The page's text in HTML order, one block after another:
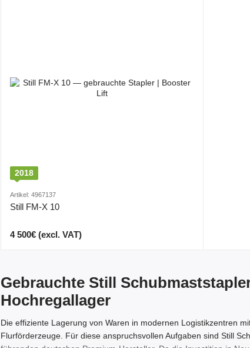
Gebrauchte Still
Hochregallager
Die effiziente Lagerung von Waren in modernen Logistikzentren
Flurförderzeuge. Für diese anspruchsvollen Aufgaben sind Still
2018
Artikel: 4967137
Still FM-X 10
4 500€ (excl. VAT)